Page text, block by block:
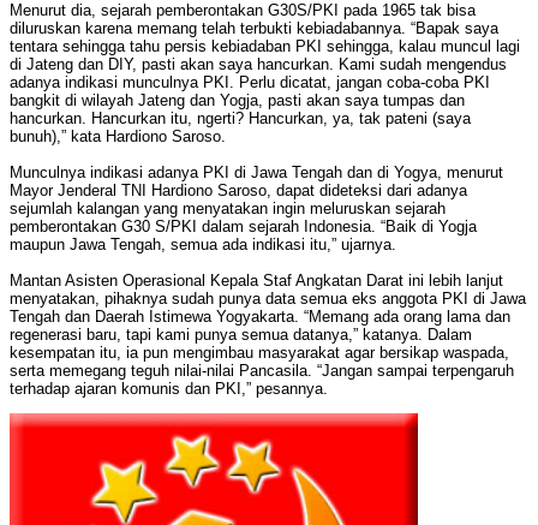
Menurut dia, sejarah pemberontakan G30S/PKI pada 1965 tak bisa
diluruskan karena memang telah terbukti kebiadabannya. “Bapak saya
tentara sehingga tahu persis kebiadaban PKI sehingga, kalau muncul lagi
di Jateng dan DIY, pasti akan saya hancurkan. Kami sudah mengendus
adanya indikasi munculnya PKI. Perlu dicatat, jangan coba-coba PKI
bangkit di wilayah Jateng dan Yogja, pasti akan saya tumpas dan
hancurkan. Hancurkan itu, ngerti? Hancurkan, ya, tak pateni (saya
bunuh),” kata Hardiono Saroso.
Munculnya indikasi adanya PKI di Jawa Tengah dan di Yogya, menurut
Mayor Jenderal TNI Hardiono Saroso, dapat dideteksi dari adanya
sejumlah kalangan yang menyatakan ingin meluruskan sejarah
pemberontakan G30 S/PKI dalam sejarah Indonesia. “Baik di Yogja
maupun Jawa Tengah, semua ada indikasi itu,” ujarnya.
Mantan Asisten Operasional Kepala Staf Angkatan Darat ini lebih lanjut
menyatakan, pihaknya sudah punya data semua eks anggota PKI di Jawa
Tengah dan Daerah Istimewa Yogyakarta. “Memang ada orang lama dan
regenerasi baru, tapi kami punya semua datanya,” katanya. Dalam
kesempatan itu, ia pun mengimbau masyarakat agar bersikap waspada,
serta memegang teguh nilai-nilai Pancasila. “Jangan sampai terpengaruh
terhadap ajaran komunis dan PKI,” pesannya.